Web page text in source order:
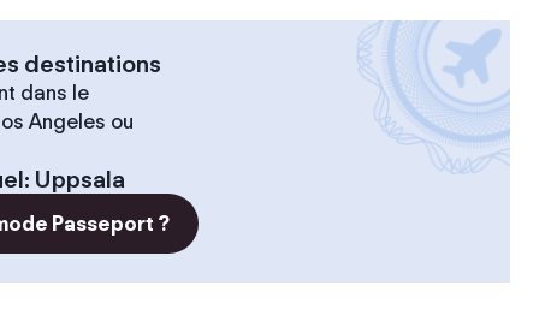
destinations
dans le
Angeles ou
: Uppsala
Passeport ?